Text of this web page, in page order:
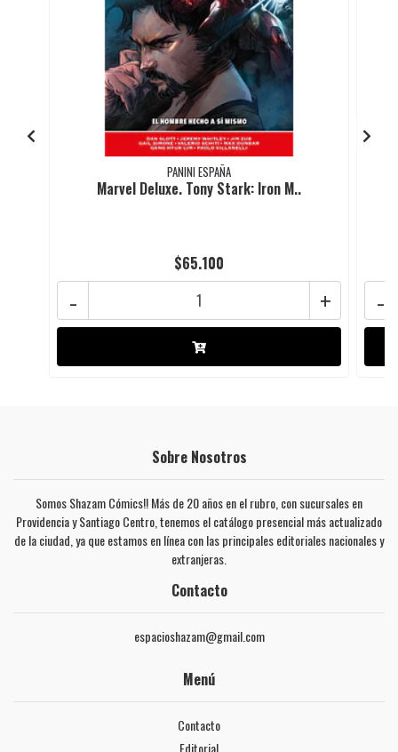
PANINI ESPAÑA
Marvel Deluxe. Tony Stark: Iron M..
$65.100
+
- -
Sobre Nosotros
Somos Shazam Cómics!! Más de 20 años en el rubro, con sucursales en
Providencia y Santiago Centro, tenemos el catálogo presencial más actualizado
de la ciudad, ya que estamos en línea con las principales editoriales nacionales y
extranjeras.
Contacto
espacioshazam@gmail.com
Menú
Contacto
Editorial